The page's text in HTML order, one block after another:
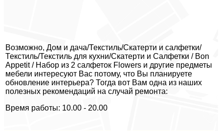
Возможно, Дом и дача/Текстиль/Скатерти и салфетки/
Текстиль/Текстиль для кухни/Скатерти и Салфетки / Bon
Appetit / Набор из 2 салфеток Flowers и другие предметы
мебели интересуют Вас потому, что Вы планируете
обновление интерьера? Тогда вот Вам одна из наших
полезных рекомендаций на случай ремонта:
Время работы: 10.00 - 20.00